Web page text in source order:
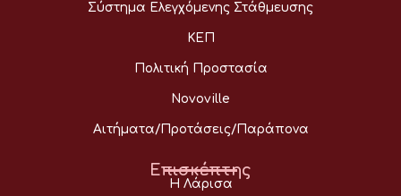
Σύστημα Ελεγχόμενης Στάθμευσης
ΚΕΠ
Πολιτική Προστασία
Novoville
Αιτήματα/Προτάσεις/Παράπονα
Επισκέπτης
Η Λάρισα